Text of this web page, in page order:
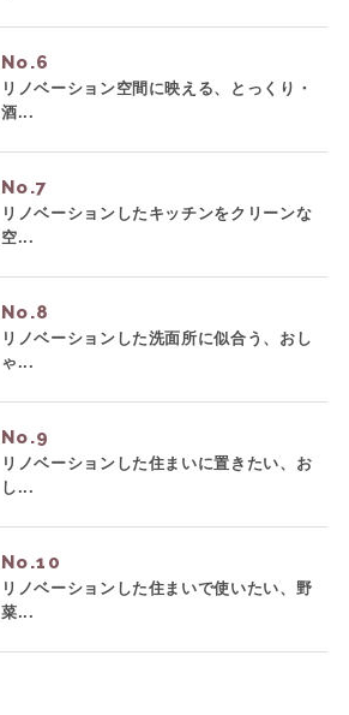
No.
リノベーション空間に映える、とっくり・
酒...
No.
リノベーションしたキッチンをクリーンな
空...
No.
リノベーションした洗面所に似合う、おし
ゃ...
No.
リノベーションした住まいに置きたい、お
し...
No.
リノベーションした住まいで使いたい、野
菜...